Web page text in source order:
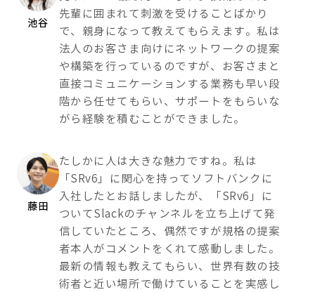
池谷
先輩に囲まれて刺激を受けることばかり
で、親身になって教えてもらえます。私は
法人のお客さま向けにネットワークの提案
や構築を行っているのですが、お客さまと
直接コミュニケーションする業務も早い段
階から任せてもらい、サポートをもらいな
がら経験を積むことができました。
藤田
たしかに人は大きな魅力ですね。私は
「SRv6」に関心を持ってソフトバンクに
入社したとお話しましたが、「SRv6」に
ついてSlackのチャンネルを立ち上げて発
信していたところ、偶然ですが規格の提案
者本人がコメントをくれて感動しました。
最新の情報も教えてもらい、世界有数の技
術者と近い場所で働けていることを実感し